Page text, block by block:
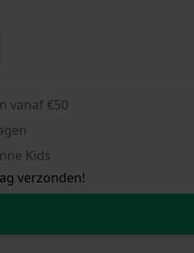
vanaf €50
Kids
verzonden!